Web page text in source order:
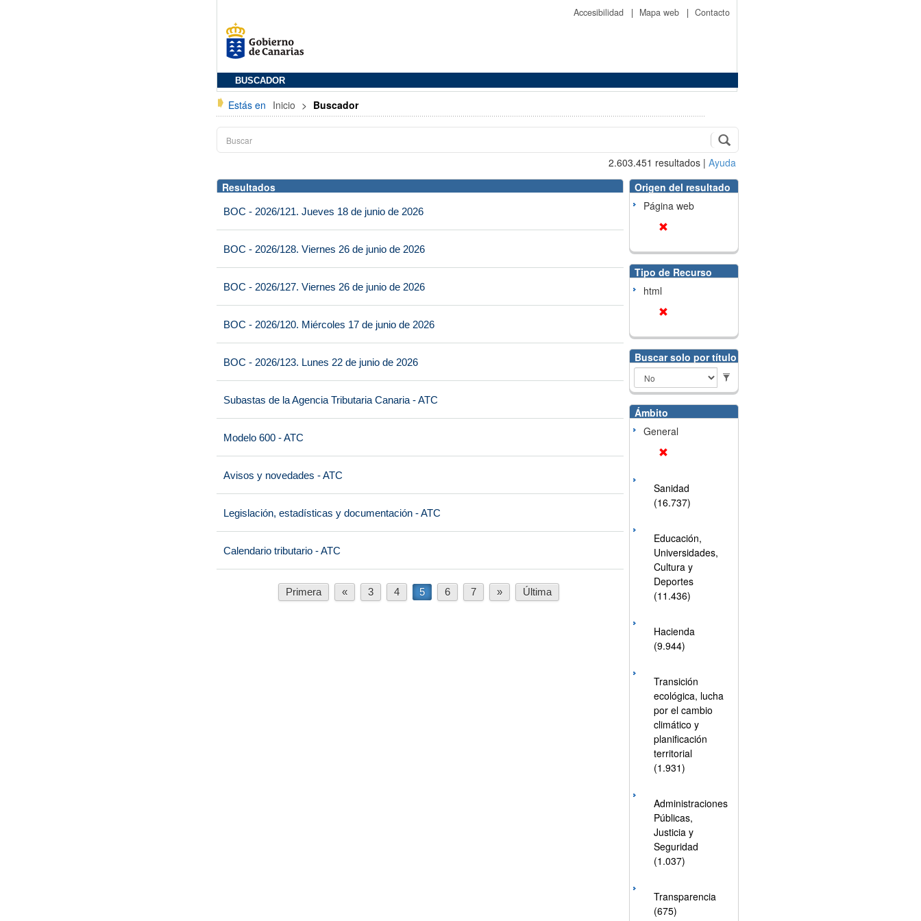
Accesibilidad | Mapa web | Contacto
BUSCADOR
Estás en Inicio > Buscador
2.603.451 resultados | Ayuda
Resultados
BOC - 2026/121. Jueves 18 de junio de 2026
BOC - 2026/128. Viernes 26 de junio de 2026
BOC - 2026/127. Viernes 26 de junio de 2026
BOC - 2026/120. Miércoles 17 de junio de 2026
BOC - 2026/123. Lunes 22 de junio de 2026
Subastas de la Agencia Tributaria Canaria - ATC
Modelo 600 - ATC
Avisos y novedades - ATC
Legislación, estadísticas y documentación - ATC
Calendario tributario - ATC
Primera « 3 4 5 6 7 » Última
Origen del resultado
Página web
Tipo de Recurso
html
Buscar solo por título
Ámbito
General
Sanidad
(16.737)
Educación,
Universidades,
Cultura y
Deportes
(11.436)
Hacienda
(9.944)
Transición
ecológica, lucha
por el cambio
climático y
planificación
territorial
(1.931)
Administraciones
Públicas,
Justicia y
Seguridad
(1.037)
Transparencia
(675)